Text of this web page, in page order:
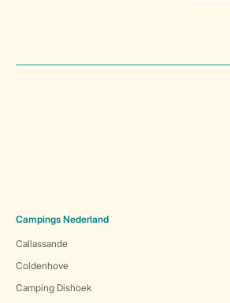
Campings Nederland
Callassande
Coldenhove
Camping Dishoek